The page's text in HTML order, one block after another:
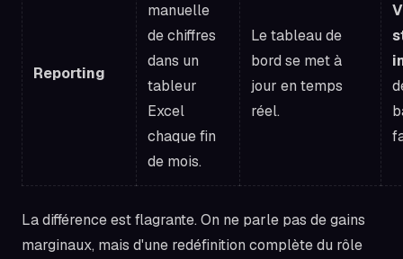
Reporting
manuelle
de chiffres
dans un
tableur
Excel
chaque fin
de mois.
Le tableau de
bord se met à
jour en temps
réel.
La différence est flagrante. On ne parle pas de gains
marginaux, mais d'une redéfinition complète du rôle